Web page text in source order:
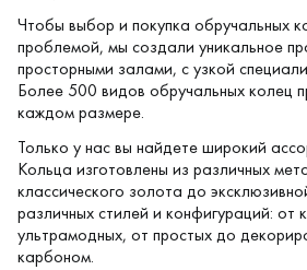
Чтобы выбор и покупка обручальных
проблемой, мы создали уникальное
просторными залами, с узкой
Более 500 видов обручальных колец
каждом размере.
Только у нас вы найдете широкий
Кольца изготовлены из различных
классического золота до
различных стилей и конфигураций: от
ультрамодных, от простых до
карбоном.